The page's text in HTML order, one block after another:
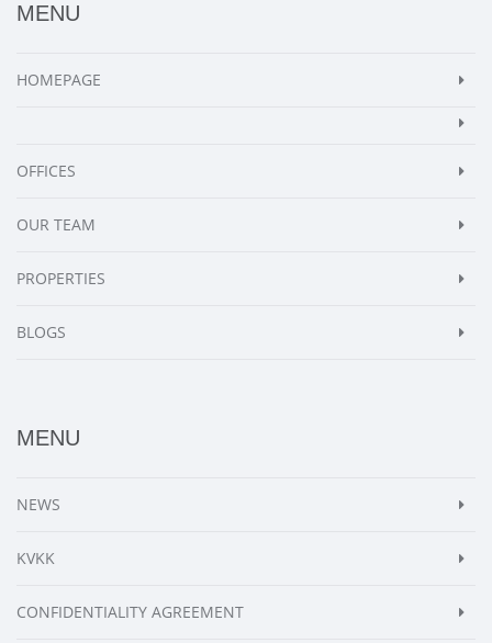
MENU
HOMEPAGE
OFFICES
OUR TEAM
PROPERTIES
BLOGS
MENU
NEWS
KVKK
CONFIDENTIALITY AGREEMENT